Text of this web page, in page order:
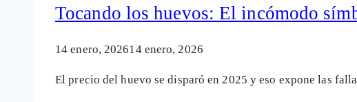
por
qué
la
no
Tocando los huevos: El incómodo
14 enero, 202614 enero, 2026
El precio del huevo se disparó en 2025 y eso expone las